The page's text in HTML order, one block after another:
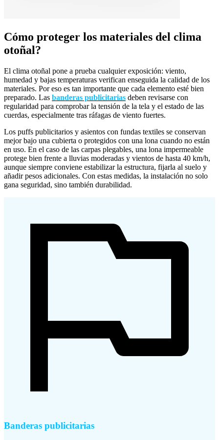
Cómo proteger los materiales del clima
otoñal?
El clima otoñal pone a prueba cualquier exposición: viento,
humedad y bajas temperaturas verifican enseguida la calidad de los
materiales. Por eso es tan importante que cada elemento esté bien
preparado. Las banderas publicitarias deben revisarse con
regularidad para comprobar la tensión de la tela y el estado de las
cuerdas, especialmente tras ráfagas de viento fuertes.
Los puffs publicitarios y asientos con fundas textiles se conservan
mejor bajo una cubierta o protegidos con una lona cuando no están
en uso. En el caso de las carpas plegables, una lona impermeable
protege bien frente a lluvias moderadas y vientos de hasta 40 km/h,
aunque siempre conviene estabilizar la estructura, fijarla al suelo y
añadir pesos adicionales. Con estas medidas, la instalación no solo
gana seguridad, sino también durabilidad.
Banderas publicitarias